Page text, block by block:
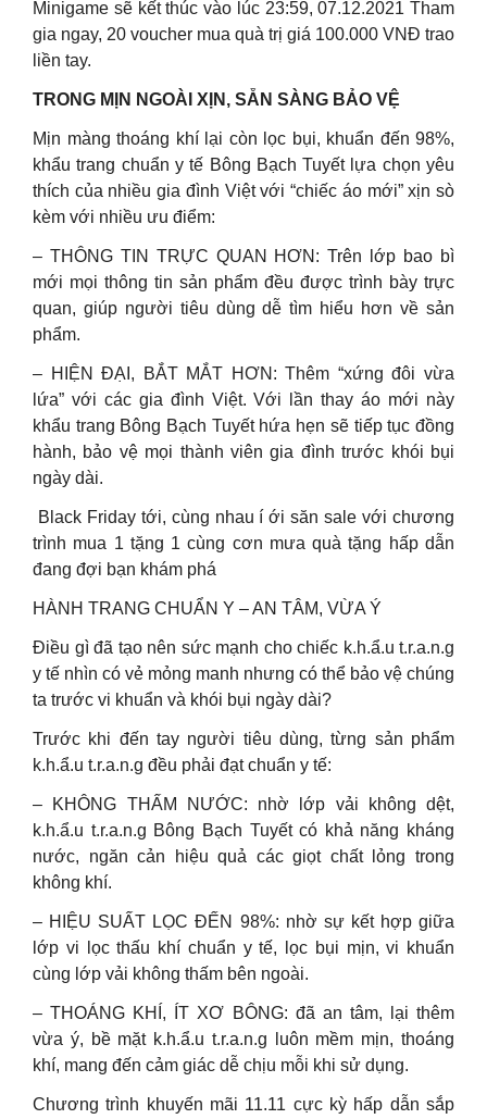
Minigame sẽ kết thúc vào lúc 23:59, 07.12.2021 Tham
gia ngay, 20 voucher mua quà trị giá 100.000 VNĐ trao
liền tay.
TRONG MỊN NGOÀI XỊN, SẴN SÀNG BẢO VỆ
Mịn màng thoáng khí lại còn lọc bụi, khuẩn đến 98%,
khẩu trang chuẩn y tế Bông Bạch Tuyết lựa chọn yêu
thích của nhiều gia đình Việt với “chiếc áo mới” xịn sò
kèm với nhiều ưu điểm:
– THÔNG TIN TRỰC QUAN HƠN: Trên lớp bao bì
mới mọi thông tin sản phẩm đều được trình bày trực
quan, giúp người tiêu dùng dễ tìm hiểu hơn về sản
phẩm.
– HIỆN ĐẠI, BẮT MẮT HƠN: Thêm “xứng đôi vừa
lứa” với các gia đình Việt. Với lần thay áo mới này
khẩu trang Bông Bạch Tuyết hứa hẹn sẽ tiếp tục đồng
hành, bảo vệ mọi thành viên gia đình trước khói bụi
ngày dài.
️ Black Friday tới, cùng nhau í ới săn sale với chương
trình mua 1 tặng 1 cùng cơn mưa quà tặng hấp dẫn
đang đợi bạn khám phá
HÀNH TRANG CHUẨN Y – AN TÂM, VỪA Ý
Điều gì đã tạo nên sức mạnh cho chiếc k.h.ẩ.u t.r.a.n.g
y tế nhìn có vẻ mỏng manh nhưng có thể bảo vệ chúng
ta trước vi khuẩn và khói bụi ngày dài?
Trước khi đến tay người tiêu dùng, từng sản phẩm
k.h.ẩ.u t.r.a.n.g đều phải đạt chuẩn y tế:
– KHÔNG THẤM NƯỚC: nhờ lớp vải không dệt,
k.h.ẩ.u t.r.a.n.g Bông Bạch Tuyết có khả năng kháng
nước, ngăn cản hiệu quả các giọt chất lỏng trong
không khí.
– HIỆU SUẤT LỌC ĐẾN 98%: nhờ sự kết hợp giữa
lớp vi lọc thấu khí chuẩn y tế, lọc bụi mịn, vi khuẩn
cùng lớp vải không thấm bên ngoài.
– THOÁNG KHÍ, ÍT XƠ BÔNG: đã an tâm, lại thêm
vừa ý, bề mặt k.h.ẩ.u t.r.a.n.g luôn mềm mịn, thoáng
khí, mang đến cảm giác dễ chịu mỗi khi sử dụng.
Chương trình khuyến mãi 11.11 cực kỳ hấp dẫn sắp